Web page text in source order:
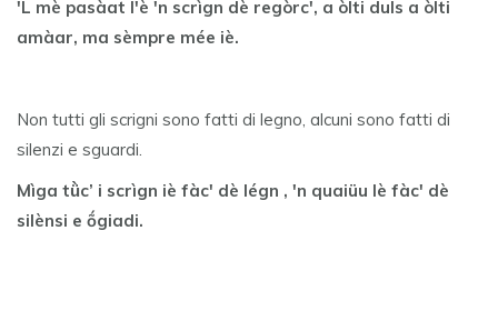
'L mè pasàat l'è 'n scrìgn dè regòrc', a òlti duls a òlti
amàar, ma sèmpre mée iè.
Non tutti gli scrigni sono fatti di legno, alcuni sono fatti di
silenzi e sguardi.
Mìga tǜc’ i scrìgn iè fàc' dè légn , 'n quaiüu lè fàc' dè
silènsi e ṍgiadi.